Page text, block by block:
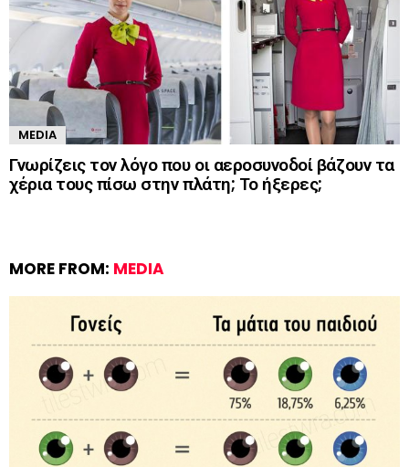
MEDIA
Γνωρίζεις τον λόγο που οι αεροσυνοδοί βάζουν τα
χέρια τους πίσω στην πλάτη; Το ήξερες;
MORE FROM: MEDIA